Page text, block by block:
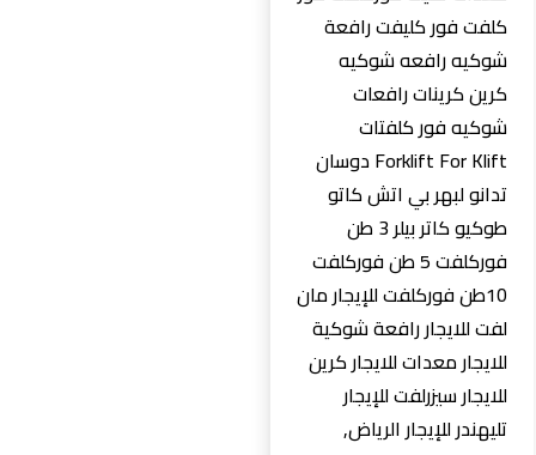
كلفت فور كليفت رافعة
شوكيه رافعه شوكيه
كرين كرينات رافعات
شوكيه فور كلفتات
Forklift For Klift دوسان
تدانو لبهر بي اتش كاتو
طوكيو كاتر بيلر 3 طن
فوركلفت 5 طن فوركلفت
10طن فوركلفت للإيجار مان
لفت للايجار رافعة شوكية
للايجار معدات للايجار كرين
للايجار سيزرلفت للإيجار
تليهندر للإيجار الرياض,